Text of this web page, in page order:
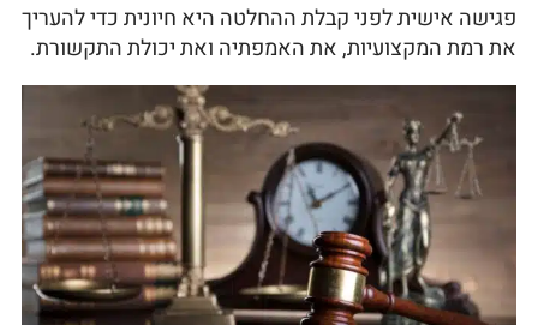
פגישה אישית לפני קבלת ההחלטה היא חיונית כדי להעריך
את רמת המקצועיות, את האמפתיה ואת יכולת התקשורת.